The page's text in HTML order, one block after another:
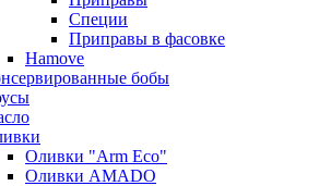
Специи
Приправы в фасовке
Hamove
бобы
Оливки "Arm Eco"
Оливки AMADO